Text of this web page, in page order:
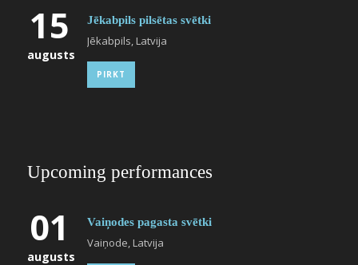
15
augusts
Jēkabpils pilsētas svētki
Jēkabpils, Latvija
PIRKT
Upcoming performances
01
augusts
Vaiņodes pagasta svētki
Vaiņode, Latvija